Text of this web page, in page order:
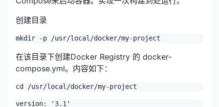
创建目录
mkdir -p /usr/local/docker/my-project
在该目录下创建Docker Registry 的 docker-
compose.yml。内容如下：
cd /usr/local/docker/my-project
version: '3.1'